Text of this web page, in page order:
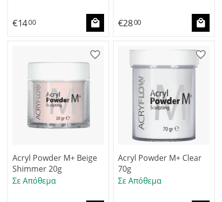
€1400 €2800
Acryl Powder M+ Beige
Shimmer 20g
Σε Απόθεμα
Acryl Powder M+ Clear
70g
Σε Απόθεμα